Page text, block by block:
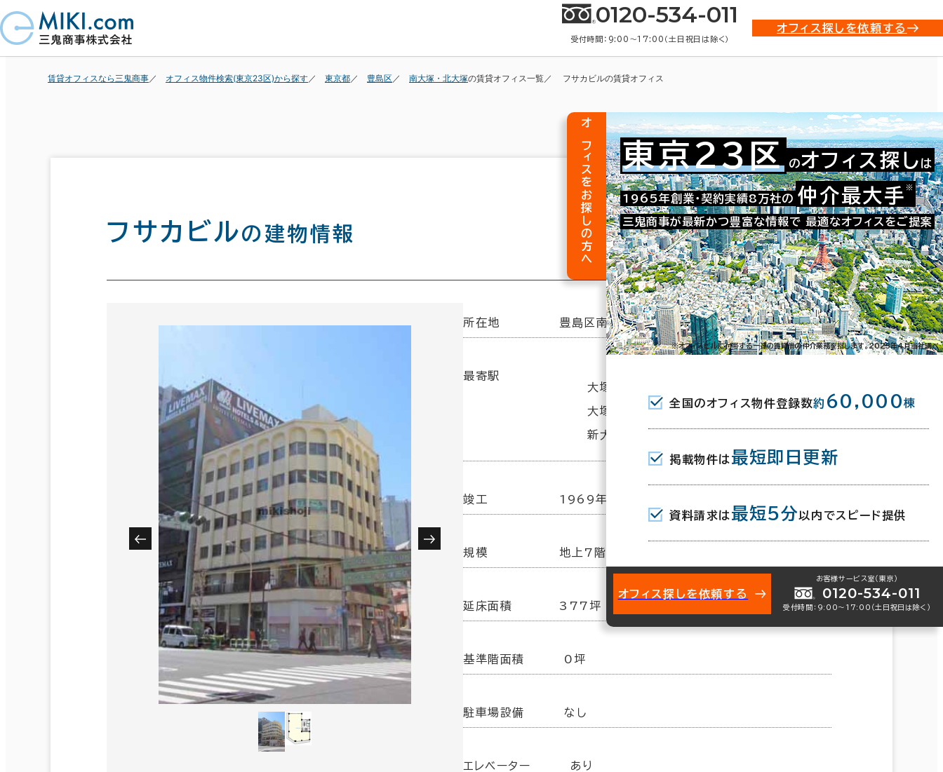
0120-534-011
受付時間：9:00〜17:00（土日祝日は除く）
オフィス探しを依頼する
賃貸オフィスなら三鬼商事 オフィス物件検索(東京23区)から探す 東京都 豊島区 南大塚・北大塚の賃貸オフィス一覧 フサカビルの賃貸オフィス
フサカビルの建物情報
お問い合わせ番号：021-52450
所在地 豊島区南大塚3-44-11
最寄駅
大塚駅前駅(都営都電荒川線) 南口(東) 2分
大塚駅(JR) 南口 3分
新大塚駅(東京メトロ丸ノ内線) 1番口 6分
竣工 1969年10月
規模 地上7階／地下1階建
延床面積 377坪
基準階面積 0坪
駐車場設備 なし
エレベーター あり
オフィスをお探しの方へ 東京23区 のオフィス探し は
1965年創業・契約実績8万社の 仲介最大手 ※
三鬼商事が最新かつ豊富な情報で 最適なオフィスをご提案
※オフィスビルに付帯する一連の賃貸借の仲介業務を指します。2023年4月当社調べ
全国のオフィス物件登録数約 60,000棟
掲載物件は 最短即日更新
資料請求は 最短5分 以内でスピード提供
オフィス探しを依頼する
お客様サービス室（東京）
0120-534-011
受付時間：9:00〜17:00（土日祝日は除く）